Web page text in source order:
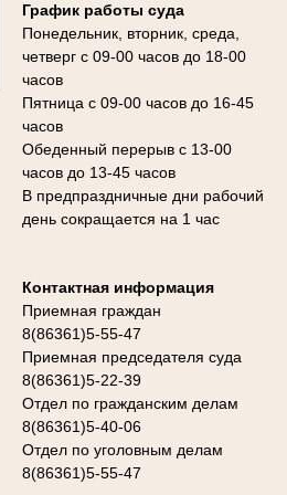
График работы суда
Понедельник, вторник, среда,
четверг с 09-00 часов до 18-00
часов
Пятница с 09-00 часов до 16-45
часов
Обеденный перерыв с 13-00
часов до 13-45 часов
В предпраздничные дни рабочий
день сокращается на 1 час
Контактная информация
Приемная граждан
8(86361)5-55-47
Приемная председателя суда
8(86361)5-22-39
Отдел по гражданским делам
8(86361)5-40-06
Отдел по уголовным делам
8(86361)5-55-47